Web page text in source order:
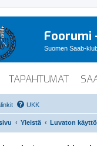
Foorumi
Suomen Saab-
TAPAHTUMAT
UKK
Yleistä Luvaton